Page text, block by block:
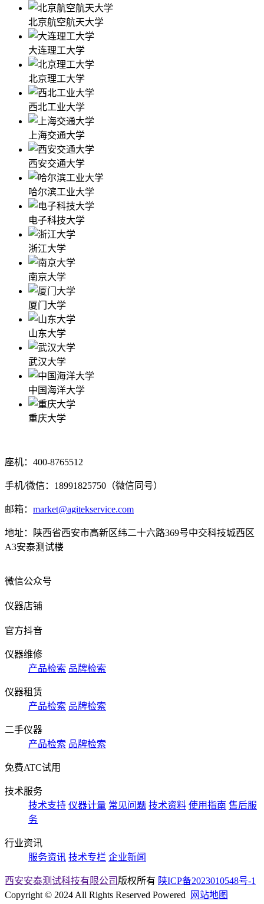
北京航空航天大学
大连理工大学
北京理工大学
西北工业大学
上海交通大学
西安交通大学
哈尔滨工业大学
电子科技大学
浙江大学
南京大学
厦门大学
山东大学
武汉大学
中国海洋大学
重庆大学
座机：400-8765512
手机/微信：18991825750（微信同号）
邮箱： market@agitekservice.com
地址：陕西省西安市高新区纬二十六路369号中交科技城西区
A3安泰测试楼
微信公众号
仪器店铺
官方抖音
仪器维修
产品检索 品牌检索
仪器租赁
产品检索 品牌检索
二手仪器
产品检索 品牌检索
免费ATC试用
技术服务
技术支持 仪器计量 常见问题 技术资料 使用指南 售后服
务
行业资讯
服务资讯 技术专栏 企业新闻
西安安泰测试科技有限公司 版权所有 陕ICP备2023010548号-1
Copyright © 2024 All Rights Reserved Powered
网站地图